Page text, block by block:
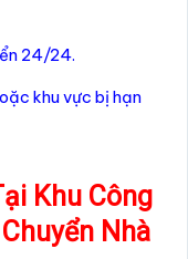
24/24.
khu vực bị hạn
Khu Công
Nhà